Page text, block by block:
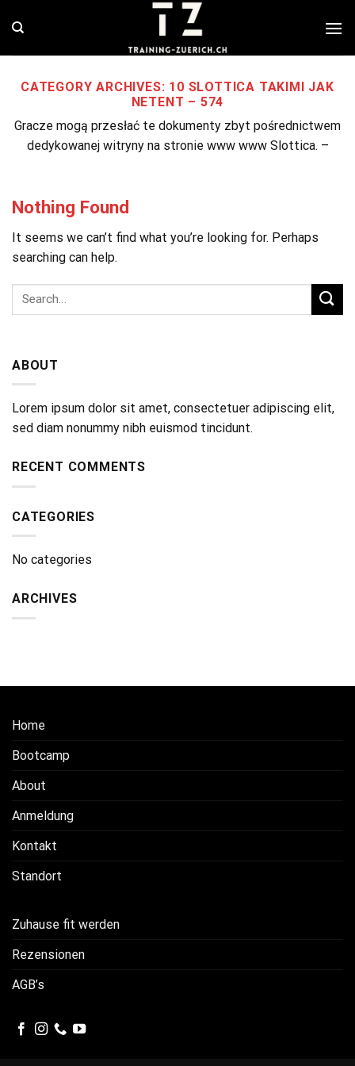
CATEGORY ARCHIVES: 10 SLOTTICA TAKIMI JAK
NETENT – 574
Gracze mogą przesłać te dokumenty zbyt pośrednictwem
dedykowanej witryny na stronie www www Slottica. –
Nothing Found
It seems we can’t find what you’re looking for. Perhaps
searching can help.
ABOUT
Lorem ipsum dolor sit amet, consectetuer adipiscing elit,
sed diam nonummy nibh euismod tincidunt.
RECENT COMMENTS
CATEGORIES
No categories
ARCHIVES
Home
Bootcamp
About
Anmeldung
Kontakt
Standort
Zuhause fit werden
Rezensionen
AGB’s